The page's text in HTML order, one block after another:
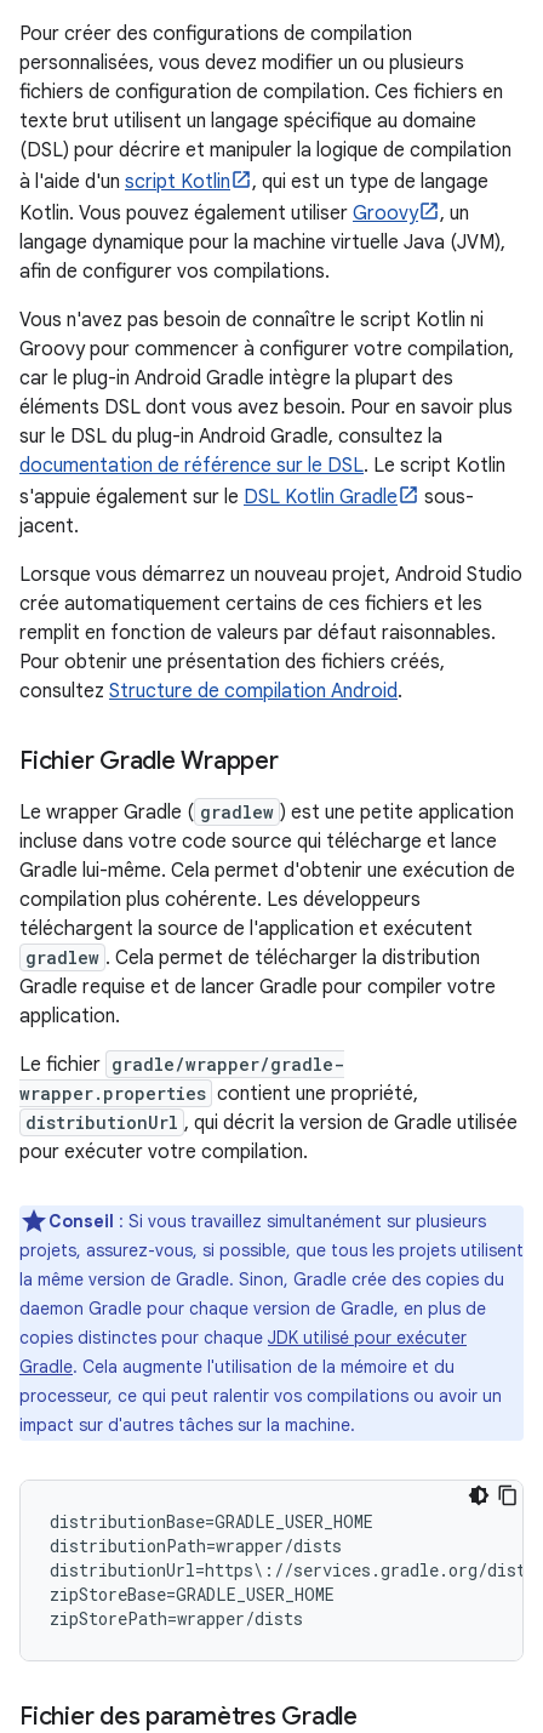
Pour créer des configurations de compilation
personnalisées, vous devez modifier un ou plusieurs
fichiers de configuration de compilation. Ces fichiers en
texte brut utilisent un langage spécifique au domaine
(DSL) pour décrire et manipuler la logique de compilation
à l'aide d'un script Kotlin
, qui est un type de langage
Kotlin. Vous pouvez également utiliser Groovy
, un
langage dynamique pour la machine virtuelle Java (JVM),
afin de configurer vos compilations.
Vous n'avez pas besoin de connaître le script Kotlin ni
Groovy pour commencer à configurer votre compilation,
car le plug-in Android Gradle intègre la plupart des
éléments DSL dont vous avez besoin. Pour en savoir plus
sur le DSL du plug-in Android Gradle, consultez la
documentation de référence sur le DSL. Le script Kotlin
s'appuie également sur le DSL Kotlin Gradle
sous-
jacent.
Lorsque vous démarrez un nouveau projet, Android Studio
crée automatiquement certains de ces fichiers et les
remplit en fonction de valeurs par défaut raisonnables.
Pour obtenir une présentation des fichiers créés,
consultez Structure de compilation Android.
Fichier Gradle Wrapper
Le wrapper Gradle ( gradlew ) est une petite application
incluse dans votre code source qui télécharge et lance
Gradle lui-même. Cela permet d'obtenir une exécution de
compilation plus cohérente. Les développeurs
téléchargent la source de l'application et exécutent
gradlew . Cela permet de télécharger la distribution
Gradle requise et de lancer Gradle pour compiler votre
application.
Le fichier gradle/wrapper/gradle-
wrapper.properties contient une propriété,
distributionUrl , qui décrit la version de Gradle utilisée
pour exécuter votre compilation.
Conseil : Si vous travaillez simultanément sur plusieurs
projets, assurez-vous, si possible, que tous les projets utilisent
la même version de Gradle. Sinon, Gradle crée des copies du
daemon Gradle pour chaque version de Gradle, en plus de
copies distinctes pour chaque JDK utilisé pour exécuter
Gradle. Cela augmente l'utilisation de la mémoire et du
processeur, ce qui peut ralentir vos compilations ou avoir un
impact sur d'autres tâches sur la machine.
distributionBase=GRADLE_USER_HOME
distributionPath=wrapper/dists
distributionUrl=https\://services.gradle.org/
zipStoreBase=GRADLE_USER_HOME
Fichier des paramètres Gradle